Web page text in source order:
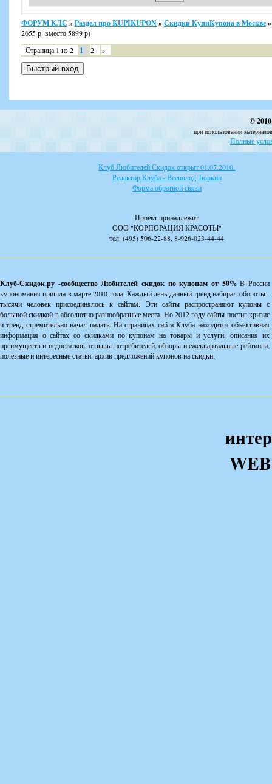
ФОРУМ КЛС »Раздел про KUPIKUPON»Скидки КупиКупона в Москве»
2655 р. вместо 5899 р)
Страница 1 из2 1 2 »
©
при использовании
Полные
Клуб Любителей Скидок открыт 01.07.2010.
Редактор Клуба - Всеволод Тюркин
Форма обратной связи
Проект принадлежит
ООО "КОРПОРАЦИЯ КРАСОТЫ"
тел. (495) 506-22-88, 8-926-023-44-44
Клуб-Скидок.ру -сообщество Любителей скидок по купонам от 50%В России
купономания пришла в марте 2010 года. Каждый день данный тренд набирал обороты -
тысячи человек присоединялось к сайтам. Эти сайты распространяют купоны с
большой скидкой в абсолютно разнообразные места. Но 2012 году сайты постиг кризис
и тренд стремительно начал падать. На страницах сайта Клуба находится объективная
информация о сайтах со скидками по купонам на товары и услуги, описания их
преимуществ и недостатков, отзывы потребителей, обзоры и ежеквартальные рейтинги,
полезные и интересные статьи, архив предложений купонов на скидки.